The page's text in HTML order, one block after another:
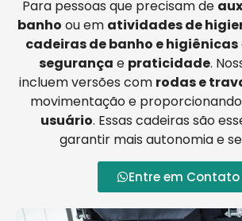
Para pessoas que precisam de
banho ou em atividades de
cadeiras de banho e higiênicas
segurança e praticidade.
incluem versões com rodas e
movimentação e proporcionando
usuário. Essas cadeiras são
garantir mais autonomia e
Entre em Contato